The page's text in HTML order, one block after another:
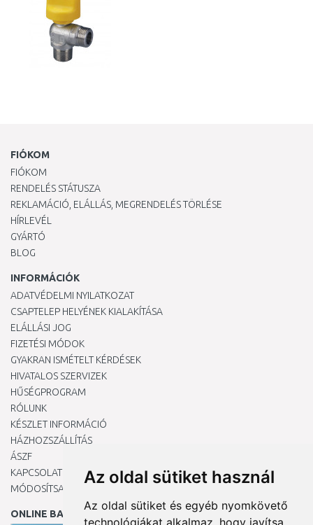
Az oldal sütiket használ
Az oldal sütiket és egyéb nyomkövető
technológiákat alkalmaz, hogy javítsa
FIÓKOM
FIÓKOM
RENDELÉS STÁTUSZA
REKLAMÁCIÓ, ELÁLLÁS, MEGRENDELÉS TÖRLÉSE
HÍRLEVÉL
GYÁRTÓ
BLOG
INFORMÁCIÓK
ADATVÉDELMI NYILATKOZAT
CSAPTELEP HELYÉNEK KIALAKÍTÁSA
ELÁLLÁSI JOG
FIZETÉSI MÓDOK
GYAKRAN ISMÉTELT KÉRDÉSEK
HIVATALOS SZERVIZEK
HŰSÉGPROGRAM
RÓLUNK
KÉSZLET INFORMÁCIÓ
HÁZHOZSZÁLLÍTÁS
ÁSZF
KAPCSOLAT
MÓDOSÍTSA A COOKIE-BEÁLLÍTÁSAIMAT
ONLINE BANKKÁRTYÁVAL